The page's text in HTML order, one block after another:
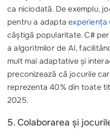
ca niciodată. De exemplu,
pentru a adaptaexperiența
câștigă popularitate. C#
a algoritmilor de AI,
mult mai adaptative și
preconizează că jocurile
reprezenta 40% din toate
2025.
5. Colaborarea și